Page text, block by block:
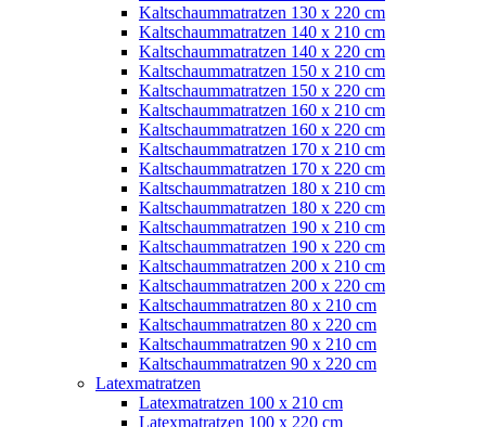
Kaltschaummatratzen 130 x 220 cm
Kaltschaummatratzen 140 x 210 cm
Kaltschaummatratzen 140 x 220 cm
Kaltschaummatratzen 150 x 210 cm
Kaltschaummatratzen 150 x 220 cm
Kaltschaummatratzen 160 x 210 cm
Kaltschaummatratzen 160 x 220 cm
Kaltschaummatratzen 170 x 210 cm
Kaltschaummatratzen 170 x 220 cm
Kaltschaummatratzen 180 x 210 cm
Kaltschaummatratzen 180 x 220 cm
Kaltschaummatratzen 190 x 210 cm
Kaltschaummatratzen 190 x 220 cm
Kaltschaummatratzen 200 x 210 cm
Kaltschaummatratzen 200 x 220 cm
Kaltschaummatratzen 80 x 210 cm
Kaltschaummatratzen 80 x 220 cm
Kaltschaummatratzen 90 x 210 cm
Kaltschaummatratzen 90 x 220 cm
Latexmatratzen
Latexmatratzen 100 x 210 cm
Latexmatratzen 100 x 220 cm